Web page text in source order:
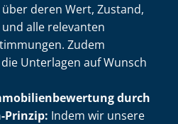
deren Wert, Zustand,
alle relevanten
Zudem
Unterlagen auf Wunsch
durch
Prinzip: Indem wir unsere